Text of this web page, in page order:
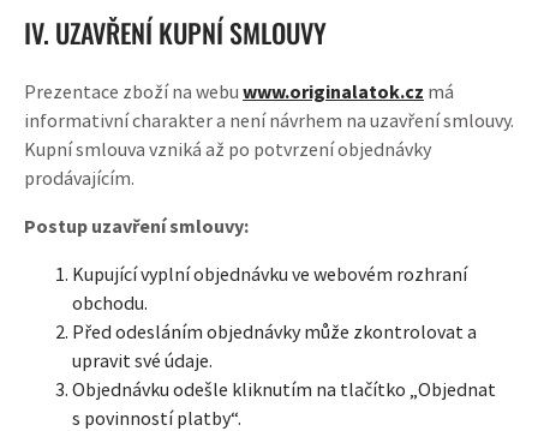
IV. UZAVŘENÍ KUPNÍ SMLOUVY
Prezentace zboží na webu www.originalatok.cz má
informativní charakter a není návrhem na uzavření smlouvy.
Kupní smlouva vzniká až po potvrzení objednávky
prodávajícím.
Postup uzavření smlouvy:
Kupující vyplní objednávku ve webovém rozhraní
obchodu.
Před odesláním objednávky může zkontrolovat a
upravit své údaje.
Objednávku odešle kliknutím na tlačítko „Objednat
s povinností platby“.